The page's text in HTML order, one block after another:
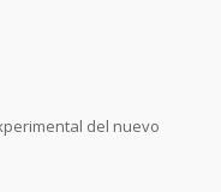
del nuevo